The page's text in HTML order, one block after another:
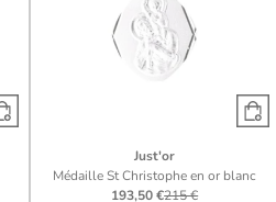
Just'or
Médaille St Christophe en or blanc
193,50 €215 €